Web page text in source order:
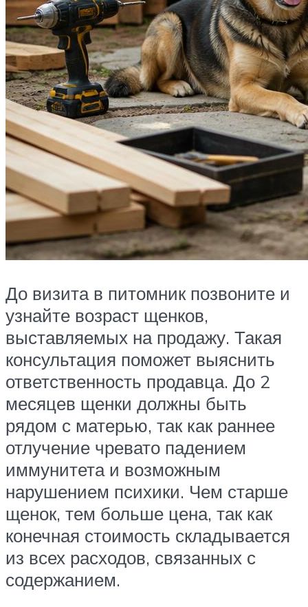
До визита в питомник позвоните и
узнайте возраст щенков,
выставляемых на продажу. Такая
консультация поможет выяснить
ответственность продавца. До 2
месяцев щенки должны быть
рядом с матерью, так как раннее
отлучение чревато падением
иммунитета и возможным
нарушением психики. Чем старше
щенок, тем больше цена, так как
конечная стоимость складывается
из всех расходов, связанных с
содержанием.